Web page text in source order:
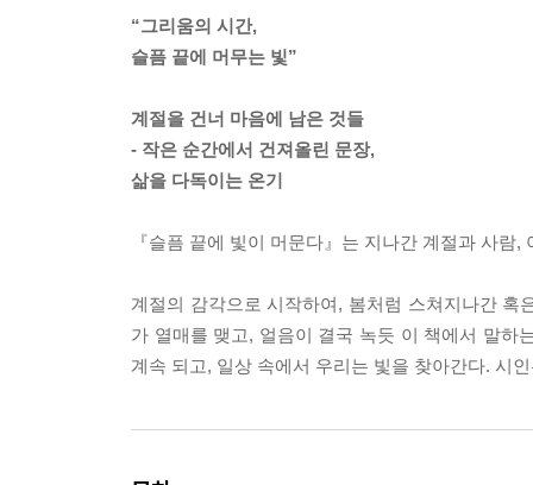
“그리움의 시간,
슬픔 끝에 머무는 빛”
계절을 건너 마음에 남은 것들
- 작은 순간에서 건져올린 문장,
삶을 다독이는 온기
『슬픔 끝에 빛이 머문다』는 지나간 계절과 사
계절의 감각으로 시작하여, 봄처럼 스쳐지나간
가 열매를 맺고, 얼음이 결국 녹듯 이 책에서 말하
계속 되고, 일상 속에서 우리는 빛을 찾아간다. 시